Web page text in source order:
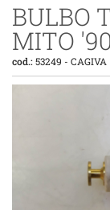
BULBO
MITO '90
cod.:53249 - CAGIVA